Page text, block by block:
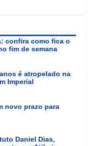
confira como fica o
fim de semana
é atropelado na
Imperial
novo prazo para
Daniel Dias,